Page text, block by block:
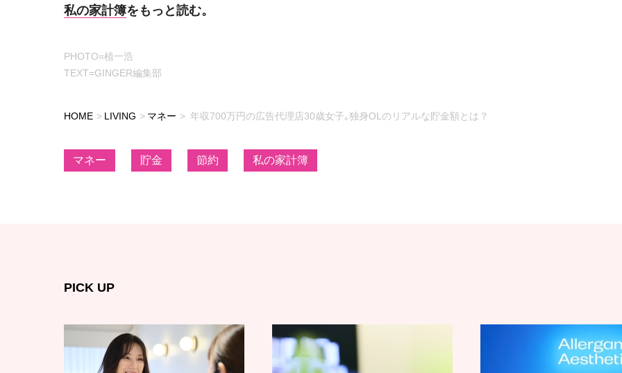
私の家計簿をもっと読む。
PHOTO=植一浩
TEXT=GINGER編集部
HOME LIVING マネー 年収700万円の広告代理店30歳女子｡独身OLのリアルな貯金額とは？
マネー 貯金 節約 私の家計簿
PICK UP